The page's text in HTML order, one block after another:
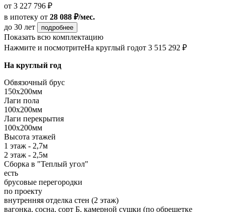
от 3 227 796 ₽
в ипотеку от 28 088 ₽/мес.
до 30 лет
подробнее
Показать всю комплектацию
Нажмите и посмотритеНа круглый годот 3 515 292 ₽
На круглый год
Обвязочный брус
150х200мм
Лаги пола
100х200мм
Лаги перекрытия
100х200мм
Высота этажей
1 этаж - 2,7м
2 этаж - 2,5м
Сборка в "Теплый угол"
есть
брусовые перегородки
по проекту
внутренняя отделка стен (2 этаж)
вагонка, сосна, сорт Б, камерной сушки (по обрешетке